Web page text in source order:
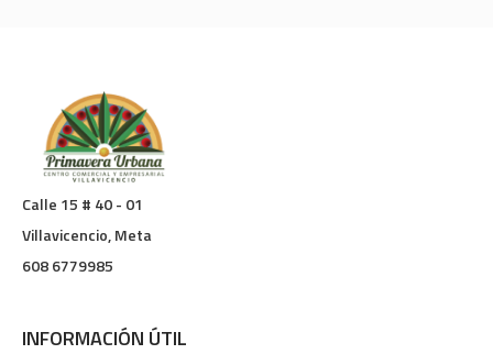
Calle 15 # 40 - 01
Villavicencio, Meta
608 6779985
INFORMACIÓN ÚTIL